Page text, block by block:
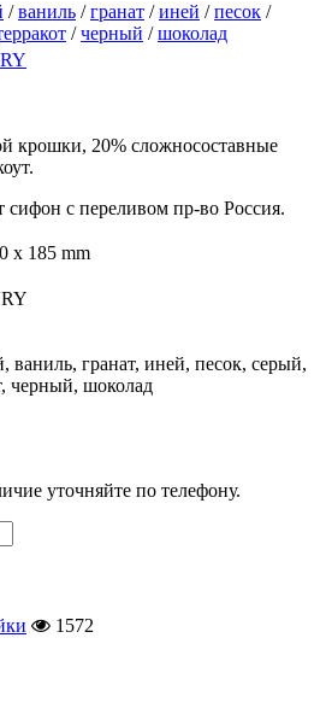
/ваниль /гранат /иней /песок /
/черный /шоколад
крошки, 20% сложносоставные
с переливом пр-во Россия.
x 185 mm
ваниль, гранат, иней, песок, серый,
черный, шоколад
уточняйте по телефону.
1572